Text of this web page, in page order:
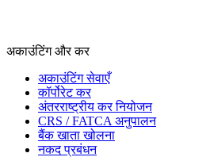
अकाउंटिंग और कर
अकाउंटिंग सेवाएँ
कॉर्पोरेट कर
अंतरराष्ट्रीय कर नियोजन
CRS / FATCA अनुपालन
बैंक खाता खोलना
नकद प्रबंधन